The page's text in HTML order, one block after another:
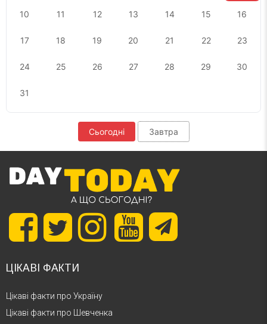
10 11 12 13 14 15 16
17 18 19 20 21 22 23
24 25 26 27 28 29 30
31
Сьогодні Завтра
ЦІКАВІ ФАКТИ
Цікаві факти про Україну
Цікаві факти про Шевченка